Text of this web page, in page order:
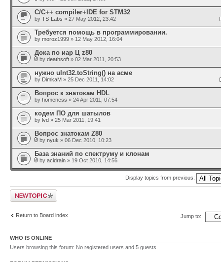
C/C++ compiler+IDE for STM32
by TS-Labs » 27 May 2012, 23:42
Требуется помощь в программировании.
by moroz1999 » 12 May 2012, 16:04
Дока по иар Ц z80
by deathsoft » 02 Mar 2011, 20:53
нужно uInt32.toString() на асме
by DimkaM » 25 Dec 2011, 14:02
Вопрос к знатокам HDL
by homeness » 24 Apr 2011, 07:54
кодем ПО для шатылов
by lvd » 25 Mar 2011, 19:41
Вопрос знатокам Z80
by nyuk » 06 Dec 2010, 10:23
База знаний по спектруму и клонам
by acidrain » 19 Oct 2010, 14:56
Display topics from previous:
Post a new topic
Return to Board index Jump to:
WHO IS ONLINE
Users browsing this forum: No registered users and 5 guests